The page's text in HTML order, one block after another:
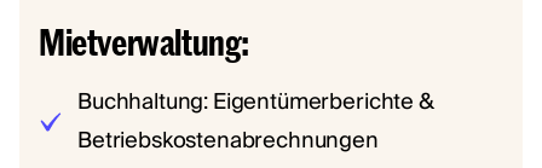
Mietverwaltung:
Buchhaltung: Eigentümerberichte &
Betriebskostenabrechnungen